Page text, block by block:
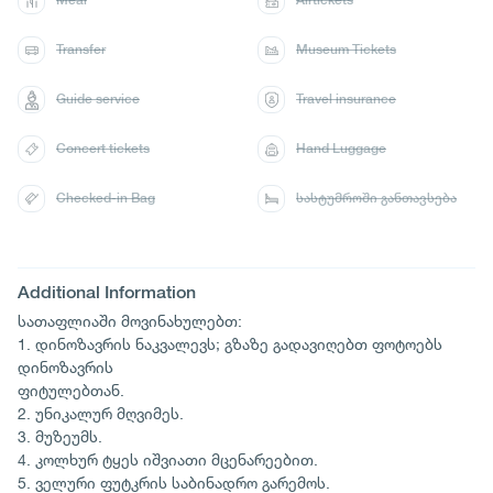
Additional Information
სათაფლიაში მოვინახულებთ:
1. დინოზავრის ნაკვალევს; გზაზე გადავიღებთ ფოტოებს
დინოზავრის
ფიტულებთან.
2. უნიკალურ მღვიმეს.
3. მუზეუმს.
4. კოლხურ ტყეს იშვიათი მცენარეებით.
5. ველური ფუტკრის საბინადრო გარემოს.
Transfer Museum Tickets
Guide service Travel insurance
Concert tickets Hand Luggage
Checked-in Bag სასტუმროში განთავსება